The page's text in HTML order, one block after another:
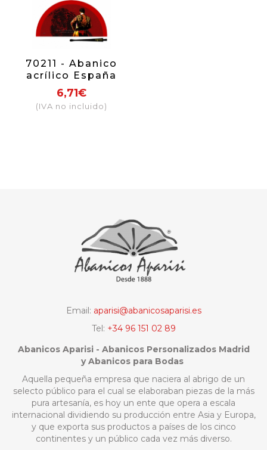
70211 - Abanico
acrílico España
torero toro
6,71€
(IVA no incluido)
Email: aparisi@abanicosaparisi.es
Tel: +34 96 151 02 89
Abanicos Aparisi - Abanicos Personalizados Madrid
y Abanicos para Bodas
Aquella pequeña empresa que naciera al abrigo de un
selecto público para el cual se elaboraban piezas de la más
pura artesanía, es hoy un ente que opera a escala
internacional dividiendo su producción entre Asia y Europa,
y que exporta sus productos a países de los cinco
continentes y un público cada vez más diverso.